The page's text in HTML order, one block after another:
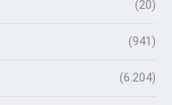
(20)
(941)
(6.204)